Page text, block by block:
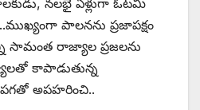
నలభై ఏళ్లుగా ఓటమి
పాలనను ప్రజాపక్షం
సామంత రాజ్యాల ప్రజలను
కాపాడుతున్న
అపహరించి..